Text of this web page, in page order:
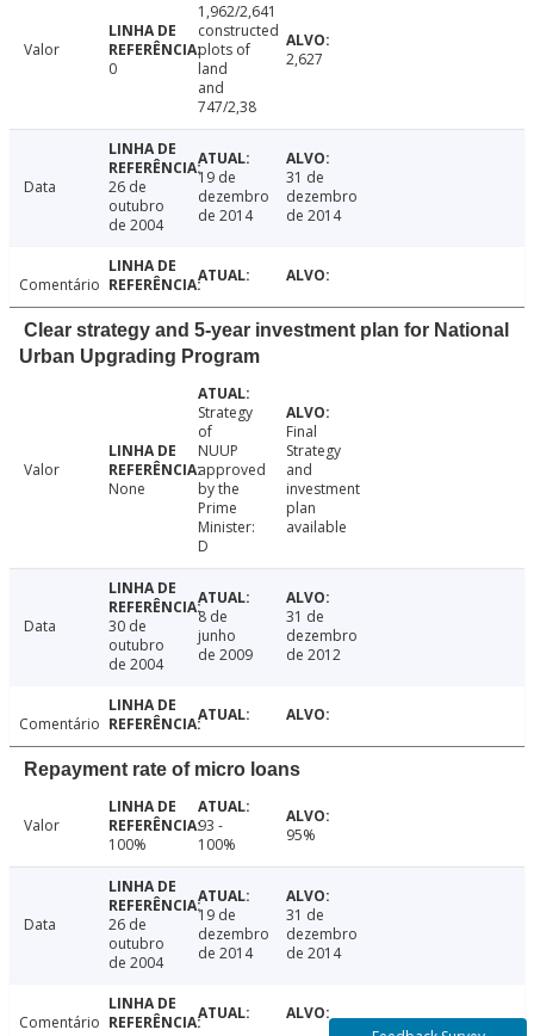
Valor
0
1,962/2,641
constructed
plots of
land
and
747/2,38
2,627
Data
26 de
outubro
de 2004
19 de
dezembro
de 2014
31 de
dezembro
de 2014
Comentário
Clear strategy and 5-year investment plan for National
Urban Upgrading Program
Valor
None
Strategy
of
NUUP
approved
by the
Prime
Minister:
D
Final
Strategy
and
investment
plan
available
Data
30 de
outubro
de 2004
8 de
junho
de 2009
31 de
dezembro
de 2012
Comentário
Repayment rate of micro loans
Valor
100%
93 -
100%
95%
Data
26 de
outubro
de 2004
19 de
dezembro
de 2014
31 de
dezembro
de 2014
Comentário